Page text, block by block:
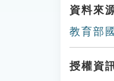
資料來
教育部
授權資